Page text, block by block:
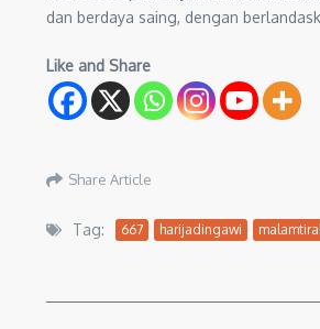
dan berdaya saing, dengan
Like and Share
Share Article
Tag: 667 harijadingawi